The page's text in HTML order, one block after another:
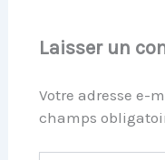
Laisser un
Votre adresse e-
champs